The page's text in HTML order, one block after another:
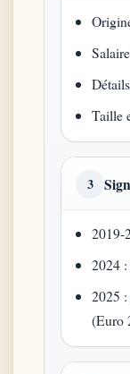
Taille
3
2019-
2024 :
2025
(Euro